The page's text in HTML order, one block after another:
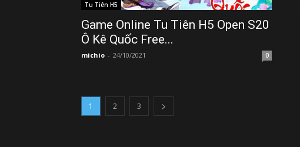
Tu Tiên H5
Game Online Tu Tiên H5 Open S20
Ô Kê Quốc Free...
michio - 24/10/2021 0
1 2 3